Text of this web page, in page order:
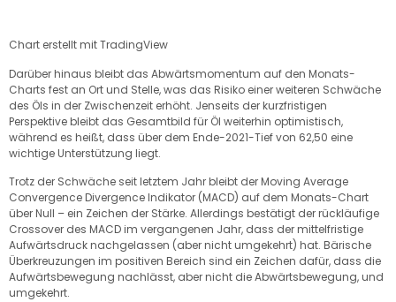
Chart erstellt mit TradingView
Darüber hinaus bleibt das Abwärtsmomentum auf den Monats-
Charts fest an Ort und Stelle, was das Risiko einer weiteren Schwäche
des Öls in der Zwischenzeit erhöht. Jenseits der kurzfristigen
Perspektive bleibt das Gesamtbild für Öl weiterhin optimistisch,
während es heißt, dass über dem Ende-2021-Tief von 62,50 eine
wichtige Unterstützung liegt.
Trotz der Schwäche seit letztem Jahr bleibt der Moving Average
Convergence Divergence Indikator (MACD) auf dem Monats-Chart
über Null – ein Zeichen der Stärke. Allerdings bestätigt der rückläufige
Crossover des MACD im vergangenen Jahr, dass der mittelfristige
Aufwärtsdruck nachgelassen (aber nicht umgekehrt) hat. Bärische
Überkreuzungen im positiven Bereich sind ein Zeichen dafür, dass die
Aufwärtsbewegung nachlässt, aber nicht die Abwärtsbewegung, und
umgekehrt.